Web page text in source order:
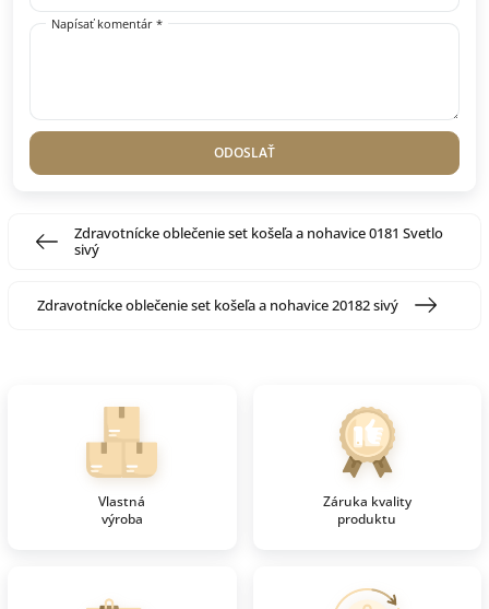
Napísať komentár *
ODOSLAŤ
Zdravotnícke oblečenie set košeľa a nohavice 0181 Svetlo
sivý
Zdravotnícke oblečenie set košeľa a nohavice 20182 sivý
Vlastná
výroba
Záruka kvality
produktu